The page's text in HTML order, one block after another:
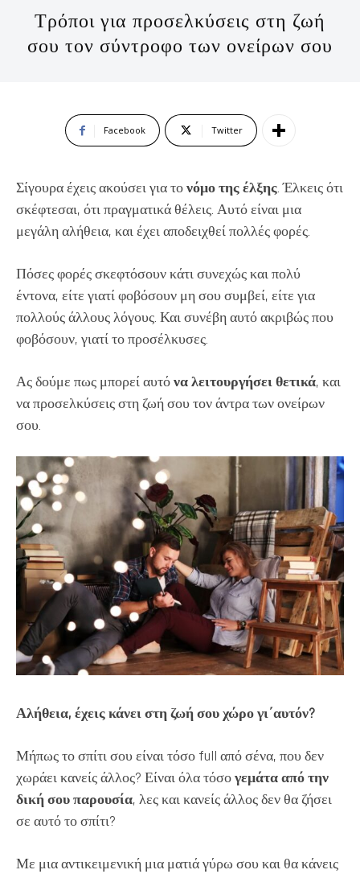
Τρόποι για προσελκύσεις στη ζωή
σου τον σύντροφο των ονείρων σου
Facebook Twitter
Σίγουρα έχεις ακούσει για τονόμο της έλξης. Έλκεις ότι
σκέφτεσαι, ότι πραγματικά θέλεις. Αυτό είναι μια
μεγάλη αλήθεια, και έχει αποδειχθεί πολλές φορές.
Πόσες φορές σκεφτόσουν κάτι συνεχώς και πολύ
έντονα, είτε γιατί φοβόσουν μη σου συμβεί, είτε για
πολλούς άλλους λόγους. Και συνέβη αυτό ακριβώς που
φοβόσουν, γιατί το προσέλκυσες.
Ας δούμε πως μπορεί αυτόνα λειτουργήσει θετικά, και
να προσελκύσεις στη ζωή σου τον άντρα των ονείρων
σου.
Αλήθεια, έχεις κάνει στη ζωή σου χώρο γι΄αυτόν?
Μήπως το σπίτι σου είναι τόσο full από σένα, που δεν
χωράει κανείς άλλος? Είναι όλα τόσογεμάτα από την
δική σου παρουσία, λες και κανείς άλλος δεν θα ζήσει
σε αυτό το σπίτι?
Με μια αντικειμενική μια ματιά γύρω σου και θα κάνεις